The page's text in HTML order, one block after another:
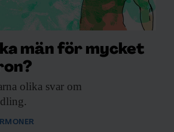
män för mycket
olika svar om